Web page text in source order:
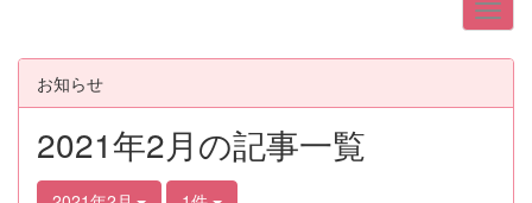
お知らせ
2021年2月の記事一覧